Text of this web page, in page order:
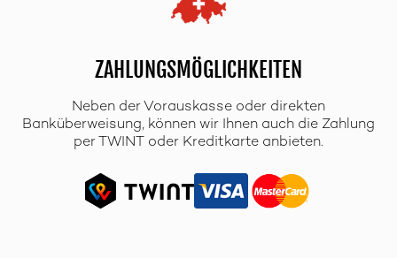
ZAHLUNGSMÖGLICHKEITEN
Neben der Vorauskasse oder direkten
Banküberweisung, können wir Ihnen auch die Zahlung
per TWINT oder Kreditkarte anbieten.